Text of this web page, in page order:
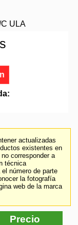
ULA
actualizadas
existentes en
corresponder a
técnica
número de parte
la fotografía
web de la marca
Precio